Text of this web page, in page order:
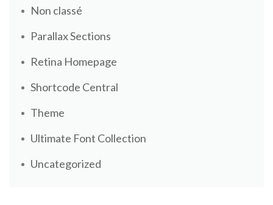
Non classé
Parallax Sections
Retina Homepage
Shortcode Central
Theme
Ultimate Font Collection
Uncategorized